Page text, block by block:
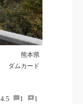
熊本県
ダムカード
4.5 1 1